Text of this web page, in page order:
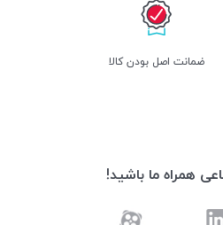
ﺿﻤﺎﻧﺖ اﺻﻞ ﺑﻮدن ﮐﺎﻟﺎ
همراه ما باشید!